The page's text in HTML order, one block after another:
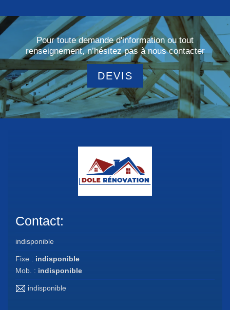
Pour toute demande d'information ou tout
renseignement, n’hésitez pas à nous contacter
DEVIS
Contact:
indisponible
Fixe : indisponible
Mob. : indisponible
indisponible